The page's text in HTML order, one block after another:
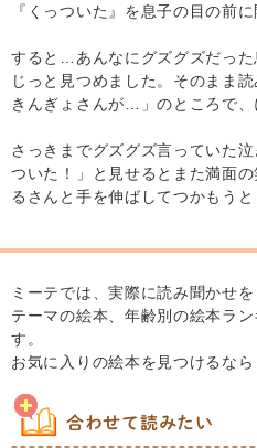
『くっついた』を息子の目の前
すると…あんなにグズグズだっ
じっと見つめました。そのまま
きんぎょさんが…」のところで、
さっきまでグズグズ言っていた
ついた！」と見せるとまた満面
るさんと手を伸ばしてつかもう
ミーテでは、実際に読み聞かせ
テーマの絵本、年齢別の絵本ラ
す。
お気に入りの絵本を見つけるなら
合わせて読みたい